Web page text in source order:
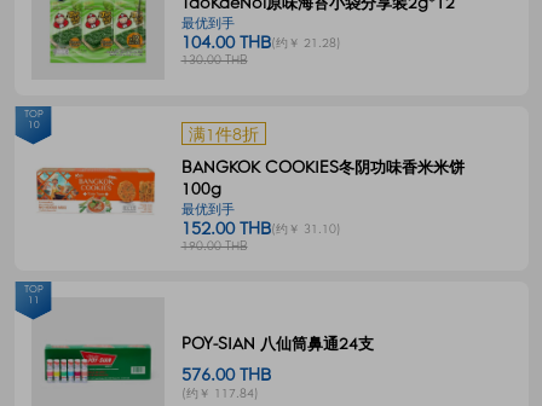
最优到手
104.00 THB(约￥ 21.28)
130.00 THB
满1件8折
BANGKOK COOKIES冬阴功味香米米饼
100g
最优到手
152.00 THB(约￥ 31.10)
190.00 THB
TOP
10
POY-SIAN 八仙筒鼻通24支
576.00 THB
(约￥ 117.84)
TOP
11